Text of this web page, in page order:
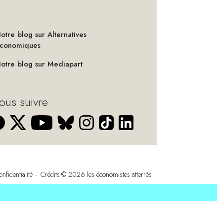
blog sur Alternatives
blog sur Mediapart
suivre
Crédits © 2026 les économistes atterrés